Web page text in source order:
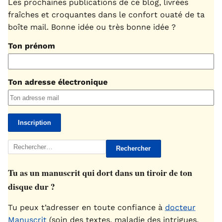
Les prochaines publications de ce blog, livrées
fraîches et croquantes dans le confort ouaté de ta
boîte mail. Bonne idée ou très bonne idée ?
Ton prénom
Ton adresse électronique
Rechercher :
Tu as un manuscrit qui dort dans un tiroir de ton
disque dur ?
Tu peux t’adresser en toute confiance à docteur
Manuscrit (soin des textes, maladie des intrigues,